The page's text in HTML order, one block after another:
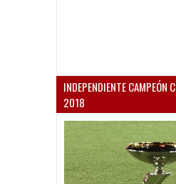
INDEPENDIENTE CAMPEÓN
2018